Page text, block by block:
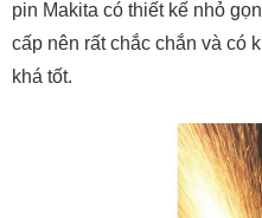
pin Makita có thiết kế nhỏ
cấp nên rất chắc chắn và có
khá tốt.